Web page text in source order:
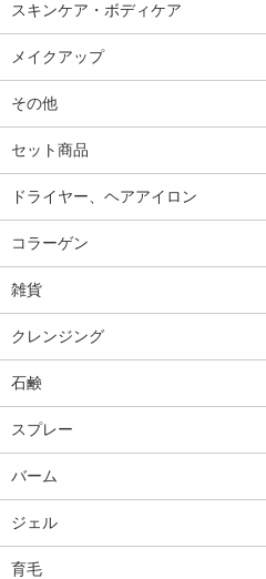
スキンケア・ボディケア
メイクアップ
その他
セット商品
ドライヤー、ヘアアイロン
コラーゲン
雑貨
クレンジング
石鹸
スプレー
バーム
ジェル
育毛